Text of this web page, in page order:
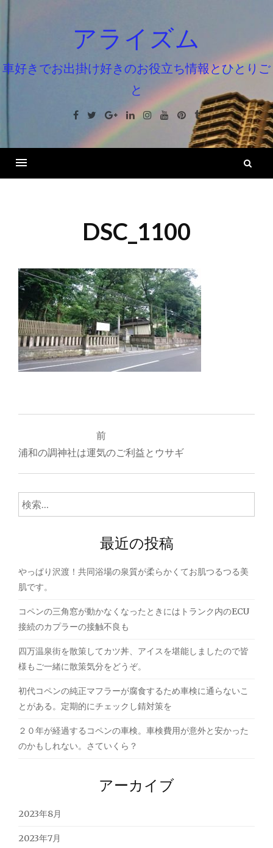
ン
ツ
ッ
アライズム
車好きでお出掛け好きのお役立ち情報とひとりご
と
Facebook
TwitterGoogle+LinkedinInstagramYoutube
Pinterest
Tumblr
DSC_1100
稿
ナ
ビ
ゲ
シ
ョ
ン
前
浦和の調神社は運気のご利益とウサギ
検
索:
最近の投稿
やっぱり沢渡！共同浴場の泉質が柔らかくてお肌つるつる美
肌です。
コペンの三角窓が動かなくなったときにはトランク内のECU
接続のカプラーの接触不良も
四万温泉街を散策してカツ丼、アイスを堪能しましたので皆
様もご一緒に散策気分をどうぞ。
初代コペンの純正マフラーが腐食するため車検に通らないこ
とがある。定期的にチェックし錆対策を
２０年が経過するコペンの車検。車検費用が意外と安かった
のかもしれない。さていくら？
アーカイブ
2023年8月
2023年7月